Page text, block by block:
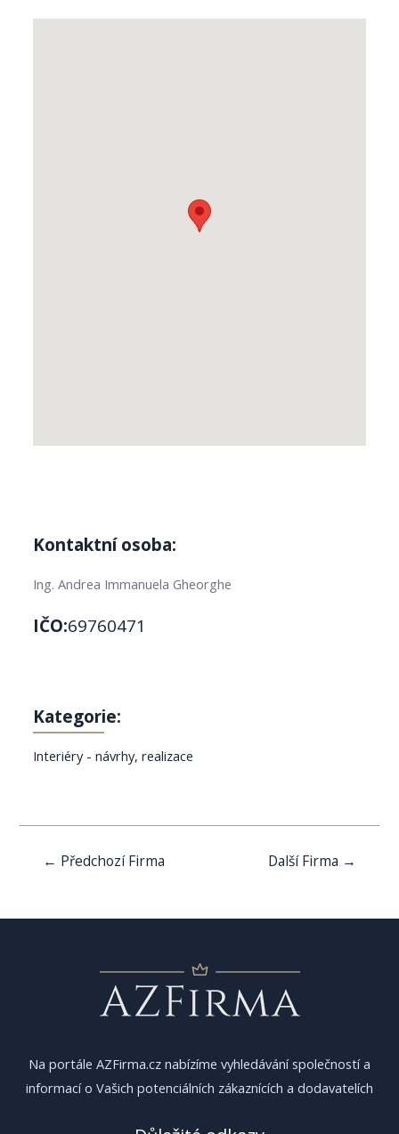
Kontaktní osoba:
Ing. Andrea Immanuela Gheorghe
IČO:69760471
Kategorie:
Interiéry - návrhy, realizace
Navigace
← Předchozí Firma Další Firma →
Na portále AZFirma.cz nabízíme vyhledávání společností a
informací o Vašich potenciálních zákaznících a dodavatelích